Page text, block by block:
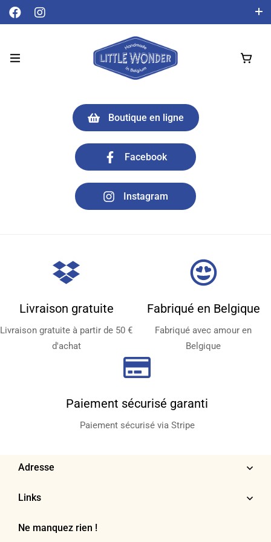
Français
Boutique en ligne
Facebook
Instagram
Livraison gratuite
Livraison gratuite à partir de 50 €
d'achat
Fabriqué en Belgique
Fabriqué avec amour en
Belgique
Paiement sécurisé garanti
Paiement sécurisé via Stripe
Adresse
Links
Ne manquez rien !